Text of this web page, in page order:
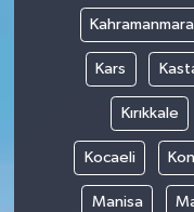
Kars
Kırıkkale
Kocaeli
Manisa